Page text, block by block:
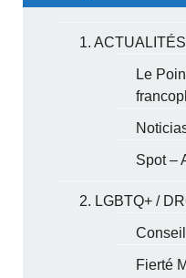
1.
Le
Spot –
2. LGBTQ+ /
Fierté